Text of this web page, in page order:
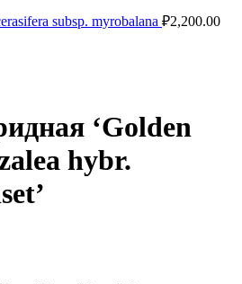
subsp. myrobalana ₽2,200.00
‘Golden
hybr.